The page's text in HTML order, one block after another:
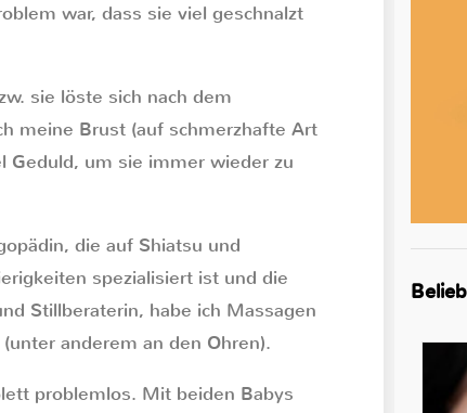
war, dass sie viel geschnalzt
sie löste sich nach dem
meine Brust (auf schmerzhafte Art
Geduld, um sie immer wieder zu
die auf Shiatsu und
spezialisiert ist und die
Stillberaterin, habe ich Massagen
anderem an den Ohren).
problemlos. Mit beiden Babys